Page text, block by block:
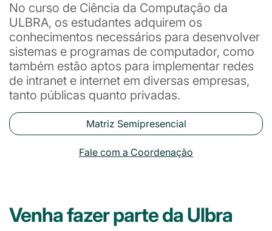
No curso de Ciência da Computação da
ULBRA, os estudantes adquirem os
conhecimentos necessários para desenvolver
sistemas e programas de computador, como
também estão aptos para implementar redes
de intranet e internet em diversas empresas,
tanto públicas quanto privadas.
Matriz Semipresencial
Fale com a Coordenação
Venha fazer parte da Ulbra